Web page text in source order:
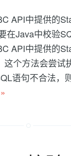
API中提供的
在Java中校验
API中提供的
这个方法会尝试
语句不合法，
»